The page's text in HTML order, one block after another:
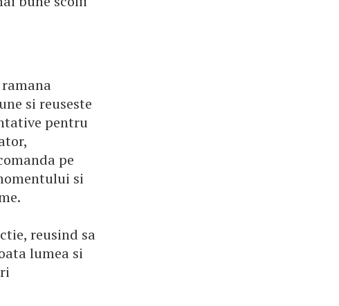
si reuseste
pentru
pe
si
reusind sa
lumea si